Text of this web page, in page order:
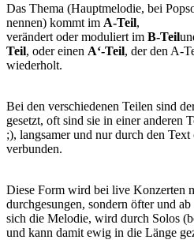
Das Thema (Hauptmelodie, bei
nennen) kommt im A-Teil,
verändert oder moduliert im B-Teil
Teil, oder einen A‘-Teil, der den A-
wiederholt.
Bei den verschiedenen Teilen sind
gesetzt, oft sind sie in einer anderen
;), langsamer und nur durch den Text
verbunden.
Diese Form wird bei live Konzerten
durchgesungen, sondern öfter und
sich die Melodie, wird durch Solos
und kann damit ewig in die Länge